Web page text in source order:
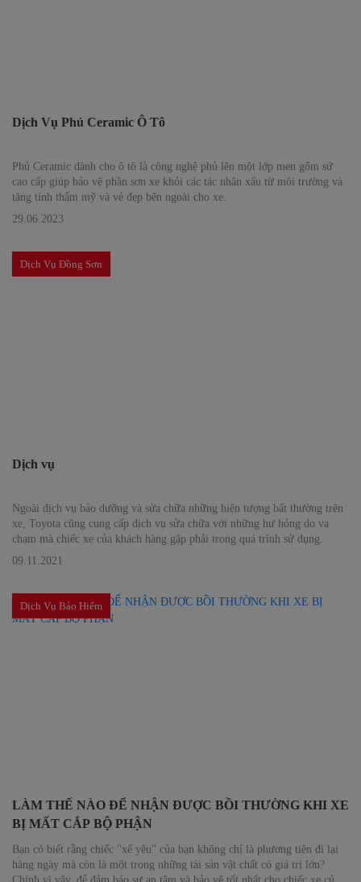
Dịch Vụ Phủ Ceramic Ô Tô
Phủ Ceramic dành cho ô tô là công nghệ phủ lên một lớp men gốm sứ
cao cấp giúp bảo vệ phần sơn xe khỏi các tác nhân xấu từ môi trường và
tăng tính thẩm mỹ và vẻ đẹp bên ngoài cho xe.
29.06.2023
Dịch Vụ Đồng Sơn
Dịch vụ
Ngoài dịch vụ bảo dưỡng và sửa chữa những hiện tượng bất thường trên
xe, Toyota cũng cung cấp dịch vụ sửa chữa với những hư hỏng do va
chạm mà chiếc xe của khách hàng gặp phải trong quá trình sử dụng.
09.11.2021
Dịch Vụ Bảo Hiểm
LÀM THẾ NÀO ĐỂ NHẬN ĐƯỢC BỒI THƯỜNG KHI XE
BỊ MẤT CẮP BỘ PHẬN
Bạn có biết rằng chiếc "xế yêu" của bạn không chỉ là phương tiện đi lại
hàng ngày mà còn là một trong những tài sản vật chất có giá trị lớn?